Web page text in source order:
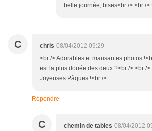
belle journée, bises<br /> <br />
C chris 08/04/2012 09:29
<br /> Adorables et mausantes photos
est la plus douée des deux ?<br /> <br />
Joyeuses Pâques !<br />
Répondre
C chemin de tables 08/04/2012